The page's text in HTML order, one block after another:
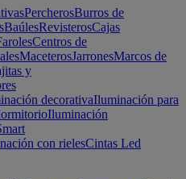
PercherosBurros de
BaúlesRevisterosCajas
Centros de
MaceterosJarronesMarcos de
y
decorativaIluminación para
Iluminación
con rielesCintas Led